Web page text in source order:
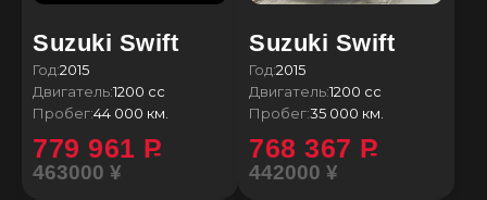
Suzuki Swift
Год:2015
Двигатель:1200 сс
Пробег:44 000 км.
779 961 P
463000 ¥
Suzuki Swift
Год:2015
Двигатель:1200 сс
Пробег:35 000 км.
768 367 P
442000 ¥